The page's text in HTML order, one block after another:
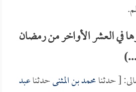
العشر الأواخر من رمضان
[ حدثنامحمد بن المثنىحدثناعبد